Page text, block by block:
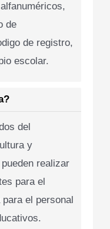
de
de registro,
escolar.
del
y
realizar
para el
el personal